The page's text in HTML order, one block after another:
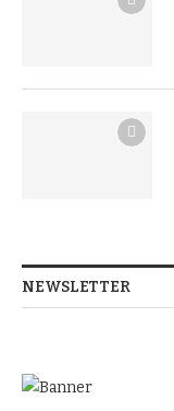
NEWSLETTER